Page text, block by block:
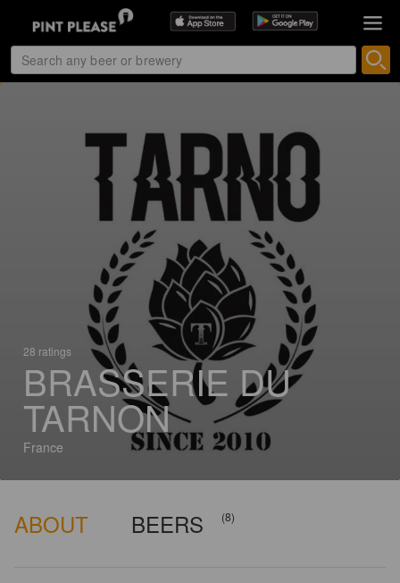
28 ratings
BRASSERIE DU
TARNON
France
ABOUT BEERS (8)